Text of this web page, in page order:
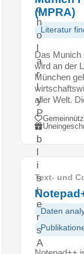
c
h
o
l
a
r
l
y
P
u
b
l
i
s
h
e
r
s
A
(MPRA)
Literatur
Das Munich
wird an der
München
aller Welt.
Text- und
Daten